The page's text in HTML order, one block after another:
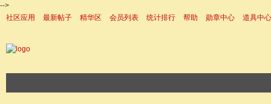
-->
社区应用
最新帖子 精华区 会员列表 统计排行 帮助 勋章中心
道具中心